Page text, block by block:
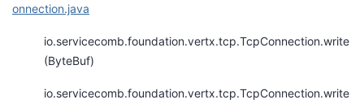
onnection.java
io.servicecomb.foundation.vertx.tcp.TcpConnection.write
(ByteBuf)
io.servicecomb.foundation.vertx.tcp.TcpConnection.write